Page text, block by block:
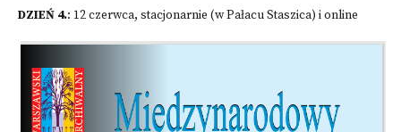
DZIEŃ 4.: 12 czerwca, stacjonarnie (w Pałacu Staszica) i online